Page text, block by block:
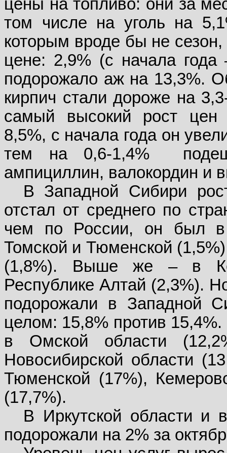
цены на топливо: они за
том числе на уголь на
которым вроде бы не
цене: 2,9% (с начала года
подорожало аж на 13,3%.
кирпич стали дороже на
самый высокий рост цен
8,5%, с начала года он
тем на 0,6-1,4%
ампициллин, валокордин и
В Западной Сибири
отстал от среднего по
чем по России, он был в
Томской и Тюменской
(1,8%). Выше же – в
Республике Алтай (2,3%).
подорожали в Западной
целом: 15,8% против
в Омской области
Новосибирской области
Тюменской (17%),
(17,7%).
В Иркутской области и
подорожали на 2% за